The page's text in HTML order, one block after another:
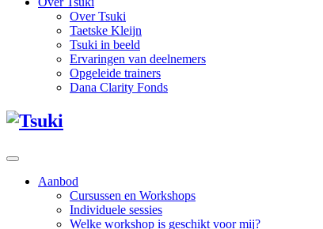
Over Tsuki
Taetske Kleijn
Tsuki in beeld
Ervaringen van deelnemers
Opgeleide trainers
Dana Clarity Fonds
Aanbod
Cursussen en Workshops
Individuele sessies
Welke workshop is geschikt voor mij?